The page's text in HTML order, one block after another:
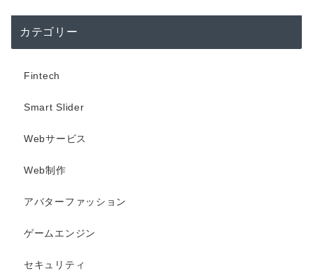
カテゴリー
Fintech
Smart Slider
Webサービス
Web制作
アバターファッション
ゲームエンジン
セキュリティ